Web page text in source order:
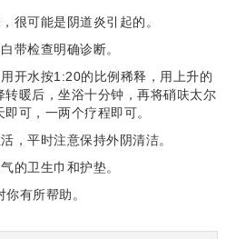
很可能是阴道炎引起的。
带检查明确诊断。
开水按1:20的比例稀释，用上升的
暖后，坐浴十分钟，再将硝呋太尔
可，一两个疗程即可。
，平时注意保持外阴清洁。
的卫生巾和护垫。
有所帮助。